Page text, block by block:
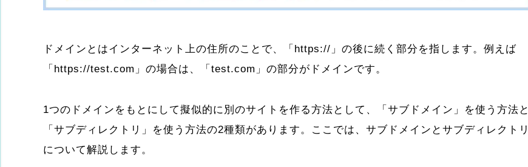
ドメインとはインターネット上の住所のことで、「https://」の後に続く部分を指します。例えば
「https://test.com」の場合は、「test.com」の部分がドメインです。
1つのドメインをもとにして擬似的に別のサイトを作る方法として、「サブドメイン」を使う方法と
「サブディレクトリ」を使う方法の2種類があります。ここでは、サブドメインとサブディレクトリ
について解説します。